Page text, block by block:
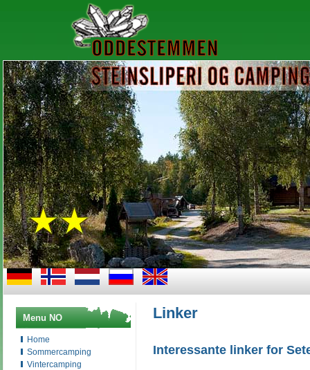
Menu NO
Home
Sommercamping
Vintercamping
Linker
Interessante linker for